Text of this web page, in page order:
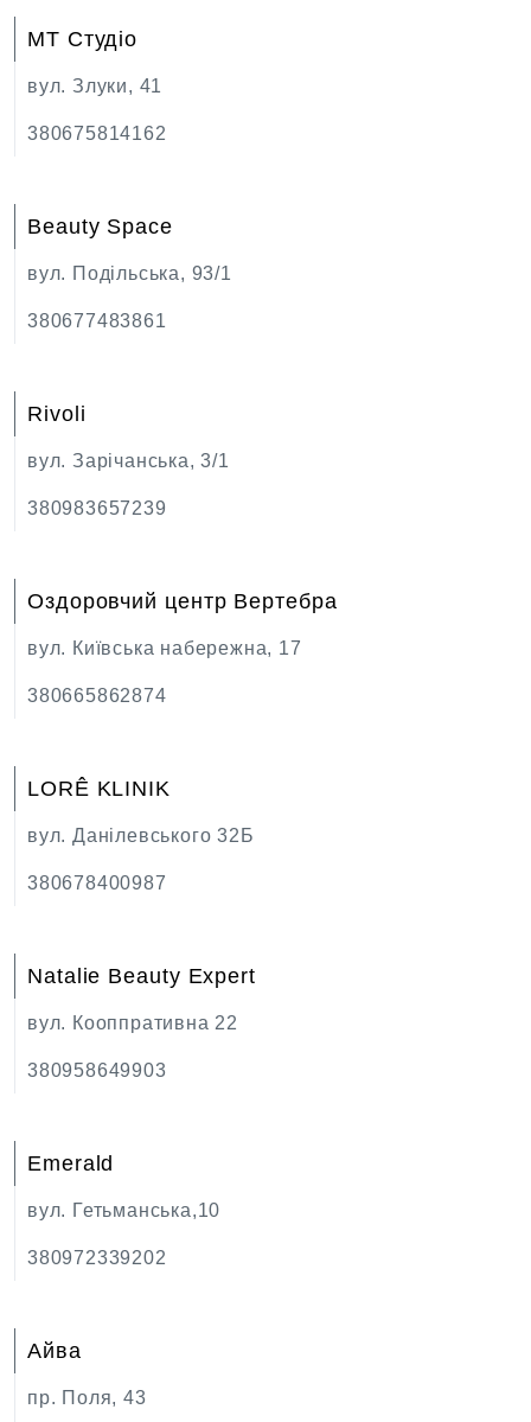
МТ Студіо
вул. Злуки, 41
380675814162
Beauty Space
вул. Подільська, 93/1
380677483861
Rivoli
вул. Зарічанська, 3/1
380983657239
Оздоровчий центр Вертебра
вул. Київська набережна, 17
380665862874
LORÊ KLINIK
вул. Данілевського 32Б
380678400987
Natalie Beauty Expert
вул. Кооппративна 22
380958649903
Emerald
вул. Гетьманська,10
380972339202
Aйва
пр. Поля, 43